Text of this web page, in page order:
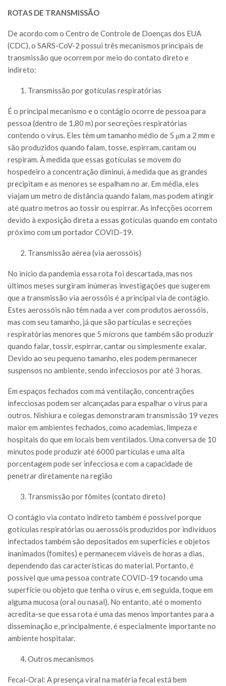
ROTAS DE TRANSMISSÃO
De acordo com o Centro de Controle de Doenças dos EUA
(CDC), o SARS-CoV-2 possui três mecanismos principais de
transmissão que ocorrem por meio do contato direto e
indireto:
Transmissão por gotículas respiratórias
É o principal mecanismo e o contágio ocorre de pessoa para
pessoa (dentro de 1,80 m) por secreções respiratórias
contendo o vírus. Eles têm um tamanho médio de 5 μm a 2 mm e
são produzidos quando falam, tosse, espirram, cantam ou
respiram. À medida que essas gotículas se movem do
hospedeiro a concentração diminui, à medida que as grandes
precipitam e as menores se espalham no ar. Em média, eles
viajam um metro de distância quando falam, mas podem atingir
até quatro metros ao tossir ou espirrar. As infecções ocorrem
devido à exposição direta a essas gotículas quando em contato
próximo com um portador COVID-19.
Transmissão aérea (via aerossóis)
No início da pandemia essa rota foi descartada, mas nos
últimos meses surgiram inúmeras investigações que sugerem
que a transmissão via aerossóis é a principal via de contágio.
Estes aerossóis não têm nada a ver com produtos aerossóis,
mas com seu tamanho, já que são partículas e secreções
respiratórias menores que 5 mícrons que também são produzir
quando falar, tossir, espirrar, cantar ou simplesmente exalar.
Devido ao seu pequeno tamanho, eles podem permanecer
suspensos no ambiente, sendo infecciosos por até 3 horas.
Em espaços fechados com má ventilação, concentrações
infecciosas podem ser alcançadas para espalhar o vírus para
outros. Nishiura e colegas demonstraram transmissão 19 vezes
maior em ambientes fechados, como academias, limpeza e
hospitais do que em locais bem ventilados. Uma conversa de 10
minutos pode produzir até 6000 partículas e uma alta
porcentagem pode ser infecciosa e com a capacidade de
penetrar diretamente na região
Transmissão por fômites (contato direto)
O contágio via contato indireto também é possível porque
gotículas respiratórias ou aerossóis produzidos por indivíduos
infectados também são depositados em superfícies e objetos
inanimados (fomites) e permanecem viáveis de horas a dias,
dependendo das características do material. Portanto, é
possível que uma pessoa contrate COVID-19 tocando uma
superfície ou objeto que tenha o vírus e, em seguida, toque em
alguma mucosa (oral ou nasal). No entanto, até o momento
acredita-se que essa rota é uma das menos importantes para a
disseminação e, principalmente, é especialmente importante no
ambiente hospitalar.
Outros mecanismos
Fecal-Oral: A presença viral na matéria fecal está bem